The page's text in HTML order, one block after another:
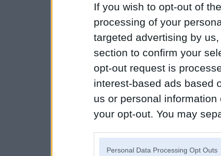
If you wish to opt-out of
processing of your
targeted advertising by
section to confirm your
opt-out request is
interest-based ads based
us or personal
your opt-out. You may
Personal Data Processing Opt Outs